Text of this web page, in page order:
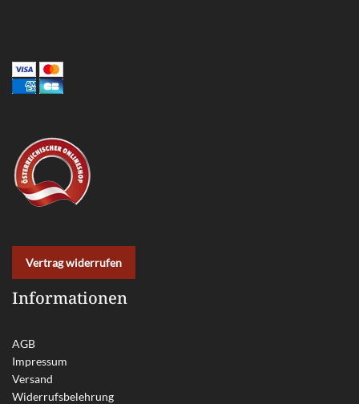
Vertrag widerrufen
Informationen
AGB
Impressum
Versand
Widerrufsbelehrung